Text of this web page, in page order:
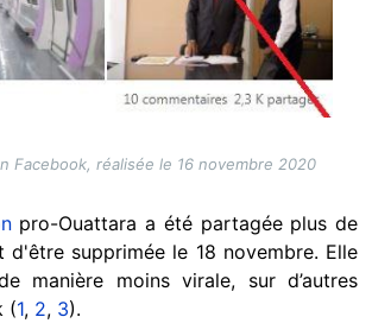
Facebook, réalisée le 16 novembre 2020
pro-Ouattara a été partagée plus de
d'être supprimée le 18 novembre. Elle
manière moins virale, sur d’autres
(1, 2, 3).